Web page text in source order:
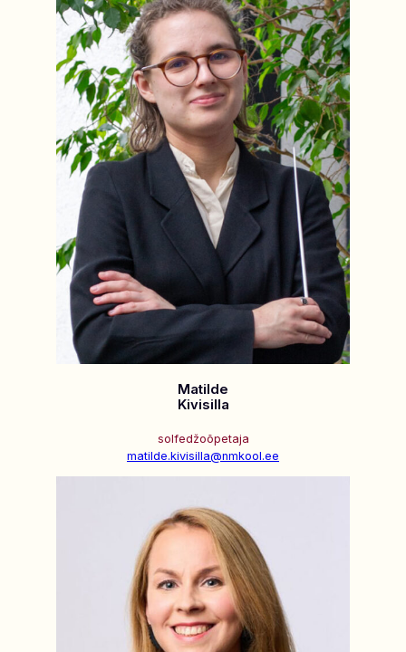
Matilde
Kivisilla
solfedžoõpetaja
matilde.kivisilla@nmkool.ee